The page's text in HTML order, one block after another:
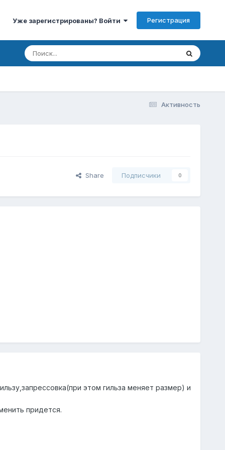
Уже зарегистрированы? Войти Регистрация
Активность
Share Подписчики 0
этом гильза меняет размер) и
придется.